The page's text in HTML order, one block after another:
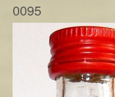
0095